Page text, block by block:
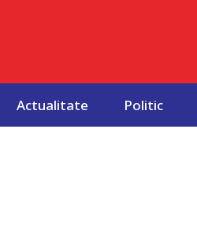
Actualitate Politic